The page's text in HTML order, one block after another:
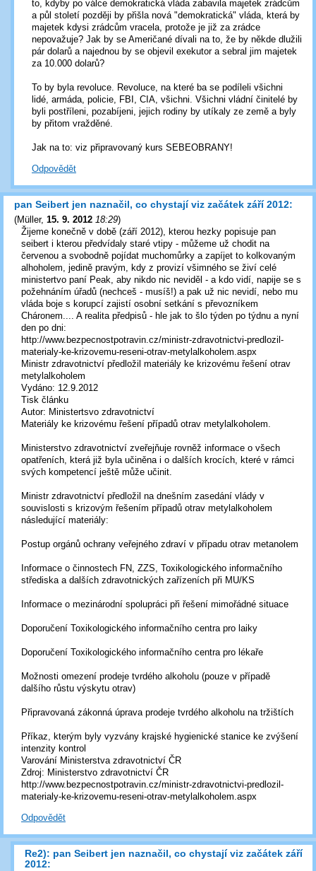
to, kdyby po válce demokratická vláda zabavila majetek zrádcům
a půl století později by přišla nová "demokratická" vláda, která by
majetek kdysi zrádcům vracela, protože je již za zrádce
nepovažuje? Jak by se Američané dívali na to, že by někde dlužili
pár dolarů a najednou by se objevil exekutor a sebral jim majetek
za 10.000 dolarů?
To by byla revoluce. Revoluce, na které ba se podíleli všichni
lidé, armáda, policie, FBI, CIA, všichni. Všichni vládní činitelé by
byli postříleni, pozabíjeni, jejich rodiny by utíkaly ze země a byly
by přitom vražděné.
Jak na to: viz připravovaný kurs SEBEOBRANY!
Odpovědět
pan Seibert jen naznačil, co chystají viz začátek září 2012:
(Müller, 15. 9. 2012 18:29)
Žijeme konečně v době (září 2012), kterou hezky popisuje pan
seibert i kterou předvídaly staré vtipy - můžeme už chodit na
červenou a svobodně pojídat muchomůrky a zapíjet to kolkovaným
alhoholem, jedině pravým, kdy z provizí všimného se živí celé
ministertvo paní Peak, aby nikdo nic neviděl - a kdo vidí, napije se s
požehnáním úřadů (nechceš - musíš!) a pak už nic nevidí, nebo mu
vláda boje s korupcí zajistí osobní setkání s převozníkem
Cháronem.... A realita předpisů - hle jak to šlo týden po týdnu a nyní
den po dni:
http://www.bezpecnostpotravin.cz/ministr-zdravotnictvi-predlozil-
materialy-ke-krizovemu-reseni-otrav-metylalkoholem.aspx
Ministr zdravotnictví předložil materiály ke krizovému řešení otrav
metylalkoholem
Vydáno: 12.9.2012
Tisk článku
Autor: Ministertsvo zdravotnictví
Materiály ke krizovému řešení případů otrav metylalkoholem.
Ministerstvo zdravotnictví zveřejňuje rovněž informace o všech
opatřeních, která již byla učiněna i o dalších krocích, které v rámci
svých kompetencí ještě může učinit.
Ministr zdravotnictví předložil na dnešním zasedání vlády v
souvislosti s krizovým řešením případů otrav metylalkoholem
následující materiály:
Postup orgánů ochrany veřejného zdraví v případu otrav metanolem
Informace o činnostech FN, ZZS, Toxikologického informačního
střediska a dalších zdravotnických zařízeních při MU/KS
Informace o mezinárodní spolupráci při řešení mimořádné situace
Doporučení Toxikologického informačního centra pro laiky
Doporučení Toxikologického informačního centra pro lékaře
Možnosti omezení prodeje tvrdého alkoholu (pouze v případě
dalšího růstu výskytu otrav)
Připravovaná zákonná úprava prodeje tvrdého alkoholu na tržištích
Příkaz, kterým byly vyzvány krajské hygienické stanice ke zvýšení
intenzity kontrol
Varování Ministerstva zdravotnictví ČR
Zdroj: Ministerstvo zdravotnictví ČR
http://www.bezpecnostpotravin.cz/ministr-zdravotnictvi-predlozil-
materialy-ke-krizovemu-reseni-otrav-metylalkoholem.aspx
Odpovědět
Re2): pan Seibert jen naznačil, co chystají viz začátek září
2012: